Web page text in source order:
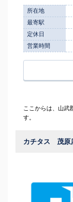
所在地
最寄駅
定休日
営業時間
ここからは、山武
す。
カチタス 茂原